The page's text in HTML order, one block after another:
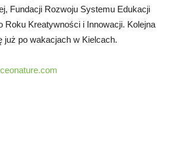
Fundacji Rozwoju Systemu Edukacji
Roku Kreatywności i Innowacji. Kolejna
już po wakacjach w Kielcach.